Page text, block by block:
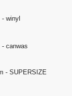
- winyl
canwas
- SUPERSIZE